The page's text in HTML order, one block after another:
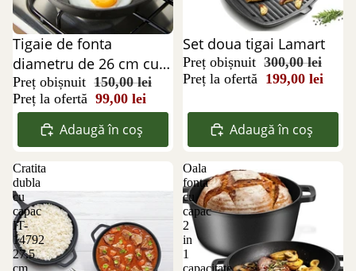
Reducere 34%
Tigaie de fonta
diametru de 26 cm cu
ciocuri laterale
Preț obișnuit 150,00 lei
Preț la ofertă 99,00 lei
Adaugă în coș
Reducere 34%
Set doua tigai Lamart
Preț obișnuit 300,00 lei
Preț la ofertă 199,00 lei
Adaugă în coș
Cratita
dubla
cu
capac
IT-
14792
27.5
Oala
fonta
cu
capac
2
in
1